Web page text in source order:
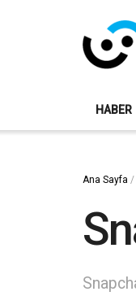
HABER
Ana Sayfa /